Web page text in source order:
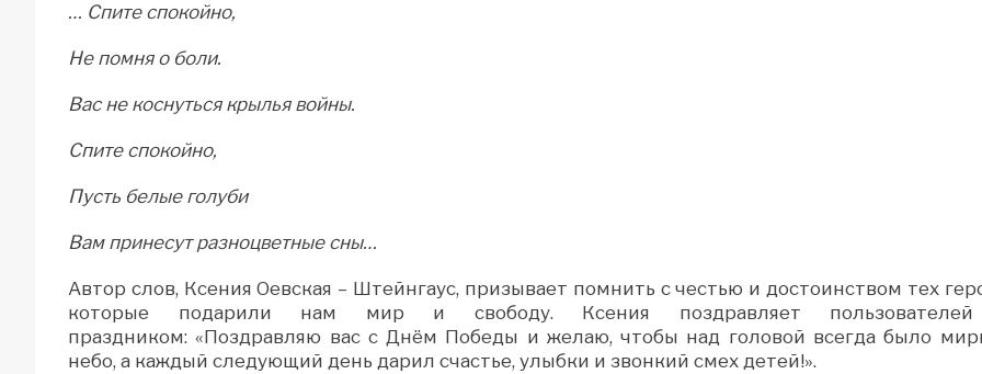
… Спите спокойно,
Не помня о боли.
Вас не коснуться крылья войны.
Спите спокойно,
Пусть белые голуби
Вам принесут разноцветные сны…
Автор слов, Ксения Оевская – Штейнгаус, призывает помнить с честью и достоинством тех
которые подарили нам мир и свободу. Ксения поздравляет
праздником: «Поздравляю вас с Днём Победы и желаю, чтобы над головой всегда было
небо, а каждый следующий день дарил счастье, улыбки и звонкий смех детей!».